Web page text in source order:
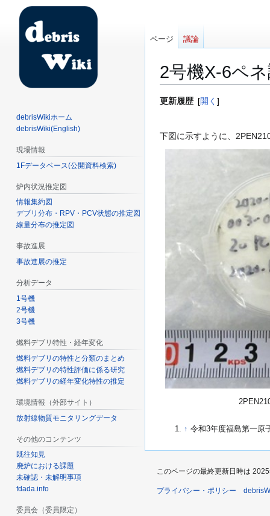
2号機X-6ペ
ナ
ー
検
移
更新履歴 開く
下図に示すように、
↑ 令和3年度福島第一原
ページ 議論
debrisWikiホーム
debrisWiki(English)
現場情報
1Fデータベース(公開資料検索)
炉内状況推定図
情報集約図
デブリ分布・RPV・PCV状態の推定図
線量分布の推定図
事故進展
事故進展の推定
分析データ
1号機
2号機
3号機
燃料デブリ特性・経年変化
燃料デブリの特性と分類のまとめ
燃料デブリの特性評価に係る研究
燃料デブリの経年変化特性の推定
環境情報（外部サイト）
放射線物質モニタリングデータ
その他のコンテンツ
既往知見
廃炉における課題
未確認・未解明事項
fdada.info
委員会（委員限定）
このページの最終更新日時は
プライバシー・ポリシー